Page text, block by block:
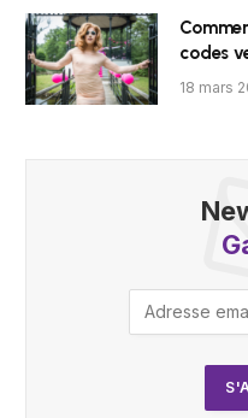
codes
18 mars